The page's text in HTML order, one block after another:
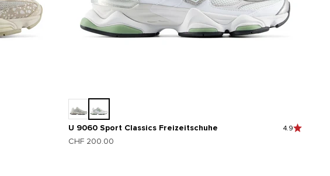
U 9060 Sport Classics Freizeitschuhe 4.9
Angebot
CHF 200.00